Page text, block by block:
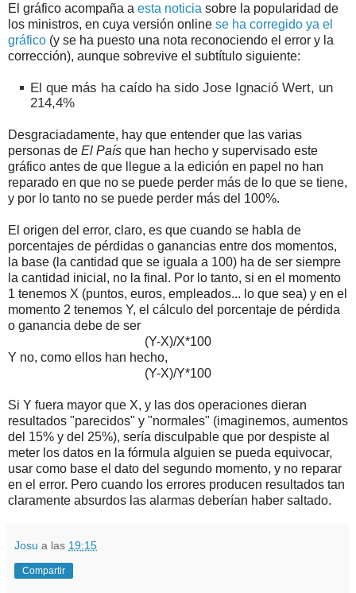
El gráfico acompaña a esta noticia sobre la popularidad de
los ministros, en cuya versión online se ha corregido ya el
gráfico (y se ha puesto una nota reconociendo el error y la
corrección), aunque sobrevive el subtítulo siguiente:
El que más ha caído ha sido Jose Ignació Wert, un
214,4%
Desgraciadamente, hay que entender que las varias
personas de El País que han hecho y supervisado este
gráfico antes de que llegue a la edición en papel no han
reparado en que no se puede perder más de lo que se tiene,
y por lo tanto no se puede perder más del 100%.
El origen del error, claro, es que cuando se habla de
porcentajes de pérdidas o ganancias entre dos momentos,
la base (la cantidad que se iguala a 100) ha de ser siempre
la cantidad inicial, no la final. Por lo tanto, si en el momento
1 tenemos X (puntos, euros, empleados... lo que sea) y en el
momento 2 tenemos Y, el cálculo del porcentaje de pérdida
o ganancia debe de ser
(Y-X)/X*100
Y no, como ellos han hecho,
(Y-X)/Y*100
Si Y fuera mayor que X, y las dos operaciones dieran
resultados "parecidos" y "normales" (imaginemos, aumentos
del 15% y del 25%), sería disculpable que por despiste al
meter los datos en la fórmula alguien se pueda equivocar,
usar como base el dato del segundo momento, y no reparar
en el error. Pero cuando los errores producen resultados tan
claramente absurdos las alarmas deberían haber saltado.
Josu a las 19:15
Compartir